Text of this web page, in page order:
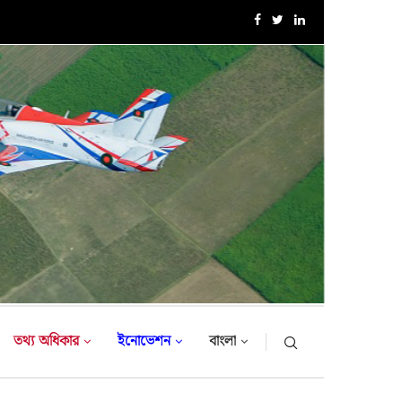
এক্সারসাইজ টাইগার লাইটনিং-২০২৬ এর উদ্বোধনী অনুষ্ঠান
তথ্য অধিকার ইনোভেশন বাংলা